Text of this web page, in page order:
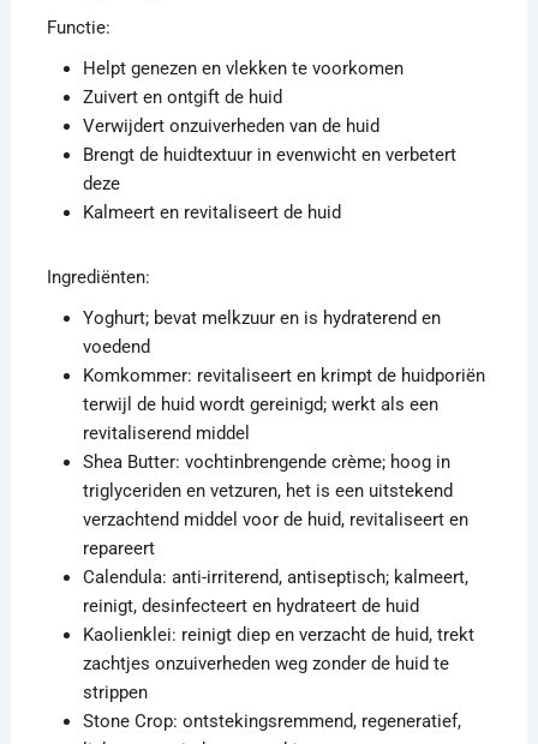
Functie:
Helpt genezen en vlekken te voorkomen
Zuivert en ontgift de huid
Verwijdert onzuiverheden van de huid
Brengt de huidtextuur in evenwicht en verbetert
deze
Kalmeert en revitaliseert de huid
Ingrediënten:
Yoghurt; bevat melkzuur en is hydraterend en
voedend
Komkommer: revitaliseert en krimpt de huidporiën
terwijl de huid wordt gereinigd; werkt als een
revitaliserend middel
Shea Butter: vochtinbrengende crème; hoog in
triglyceriden en vetzuren, het is een uitstekend
verzachtend middel voor de huid, revitaliseert en
repareert
Calendula: anti-irriterend, antiseptisch; kalmeert,
reinigt, desinfecteert en hydrateert de huid
Kaolienklei: reinigt diep en verzacht de huid, trekt
zachtjes onzuiverheden weg zonder de huid te
strippen
Stone Crop: ontstekingsremmend, regeneratief,